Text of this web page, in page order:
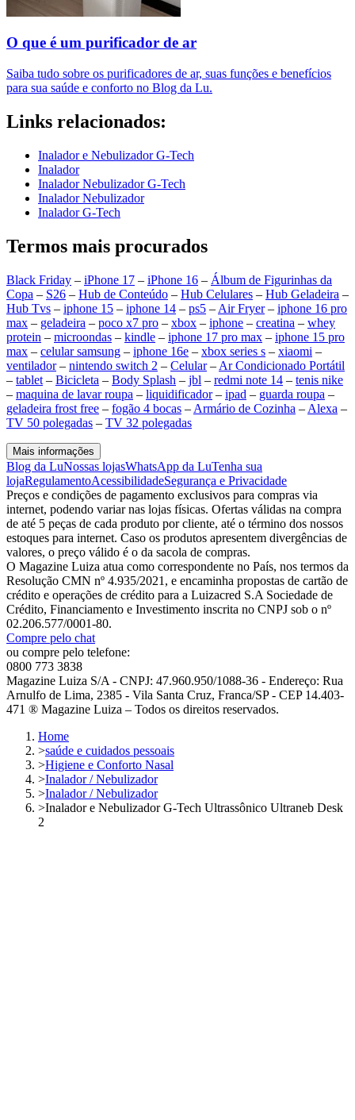
O que é um purificador de ar​
Saiba tudo sobre os purificadores de ar, suas funções e benefícios
para sua saúde e conforto no Blog da Lu.
Links relacionados:
Inalador e Nebulizador G-Tech
Inalador
Inalador Nebulizador G-Tech
Inalador Nebulizador
Inalador G-Tech
Termos mais procurados
Black Friday – iPhone 17 – iPhone 16 – Álbum de Figurinhas da
Copa – S26 – Hub de Conteúdo – Hub Celulares – Hub Geladeira –
Hub Tvs – iphone 15 – iphone 14 – ps5 – Air Fryer– iphone 16 pro
max – geladeira – poco x7 pro – xbox – iphone – creatina – whey
protein – microondas – kindle – iphone 17 pro max – iphone 15 pro
max – celular samsung – iphone 16e – xbox series s – xiaomi –
ventilador– nintendo switch 2 – Celular– Ar Condicionado Portátil
– tablet – Bicicleta – Body Splash – jbl – redmi note 14 – tenis nike
– maquina de lavar roupa – liquidificador– ipad – guarda roupa –
geladeira frost free – fogão 4 bocas – Armário de Cozinha – Alexa –
TV 50 polegadas – TV 32 polegadas
Mais informações
Blog da LuNossas lojasWhatsApp da LuTenha sua
lojaRegulamentoAcessibilidadeSegurança e Privacidade
Preços e condições de pagamento exclusivos para compras via
internet, podendo variar nas lojas físicas. Ofertas válidas na compra
de até 5 peças de cada produto por cliente, até o término dos nossos
estoques para internet. Caso os produtos apresentem divergências de
valores, o preço válido é o da sacola de compras.
O Magazine Luiza atua como correspondente no País, nos termos da
Resolução CMN nº 4.935/2021, e encaminha propostas de cartão de
crédito e operações de crédito para a Luizacred S.A Sociedade de
Crédito, Financiamento e Investimento inscrita no CNPJ sob o nº
02.206.577/0001-80.
Compre pelo chat
ou compre pelo telefone:
0800 773 3838
Magazine Luiza S/A - CNPJ: 47.960.950/1088-36 - Endereço: Rua
Arnulfo de Lima, 2385 - Vila Santa Cruz, Franca/SP - CEP 14.403-
471 ® Magazine Luiza – Todos os direitos reservados.
Home
>saúde e cuidados pessoais
>Higiene e Conforto Nasal
>Inalador / Nebulizador
>Inalador / Nebulizador
>Inalador e Nebulizador G-Tech Ultrassônico Ultraneb Desk
2